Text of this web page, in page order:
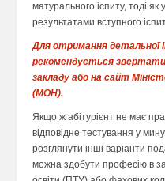
матурального іспиту, тоді як
результатами вступного
Для отримання детальної
рекомендується
закладу або на сайт
(МОН).
Якщо ж абітурієнт не має
відповідне тестування у
розглянути інші варіанти
можна здобути професію в